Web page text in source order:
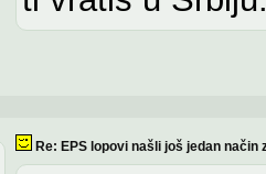
Re: EPS lopovi našli još jedan način